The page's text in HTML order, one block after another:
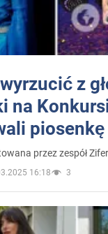
z
na
przez zespół
16:18 3